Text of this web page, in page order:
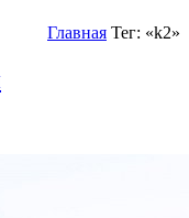
Главная Тег: «k2»